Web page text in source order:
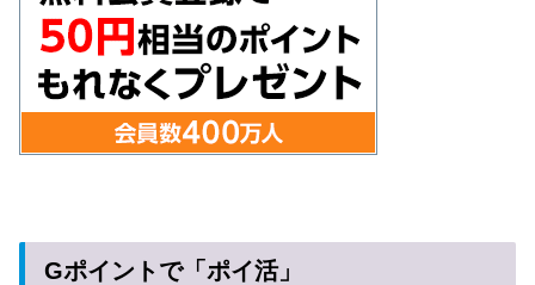
Gポイントで「ポイ活」